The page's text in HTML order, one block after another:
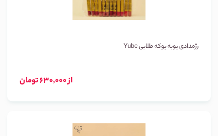
رژمدادی یوبه پوکه طلایی Yube
از 630,000 تومان